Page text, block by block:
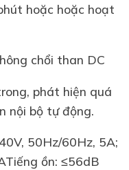
hoặc hoặc hoạt
chổi than DC
phát hiện quá
nội bộ tự động.
50Hz/60Hz, 5A;
ồn: ≤56dB